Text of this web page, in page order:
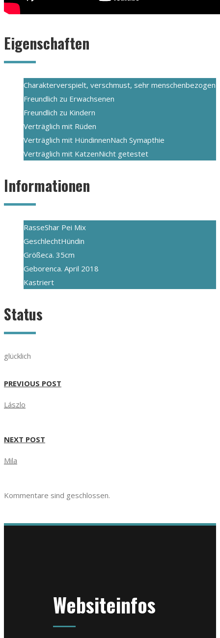
Eigenschaften
Charakterverspielt, verschmust, sehr menschenbezogen
Freundlich zu Erwachsenen
Freundlich zu Kindern
Verträglich mit Rüden
Verträglich mit HündinnenNach Symapthie
Verträglich mit KatzenNicht getestet
Informationen
RasseShar Pei Mix
GeschlechtHündin
Größeca. 35cm
Geborenca. April 2018
Kastriert
Status
glücklich
PREVIOUS POST
Lászlo
NEXT POST
Mila
Kommentare sind geschlossen.
Websiteinfos